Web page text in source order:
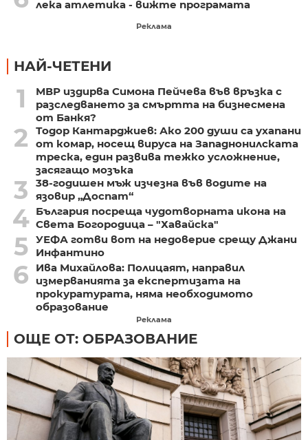
лека атлетика - вижте програмата
Реклама
НАЙ-ЧЕТЕНИ
1
МВР издирва Симона Пейчева във връзка с
разследването за смъртта на бизнесмена
от Банкя?
2
Тодор Кантарджиев: Ако 200 души са ухапани
от комар, носещ вируса на Западнонилската
треска, един развива тежко усложнение,
засягащо мозъка
3
38-годишен мъж изчезна във водите на
язовир „Доспат“
4 България посреща чудотворната икона на
Света Богородица – "Хавайска"
5 УЕФА готви вот на недоверие срещу Джани
Инфантино
6
Ива Михайлова: Полицаят, направил
измерванията за експертизата на
прокуратурата, няма необходимото
образование
Реклама
ОЩЕ ОТ: ОБРАЗОВАНИЕ